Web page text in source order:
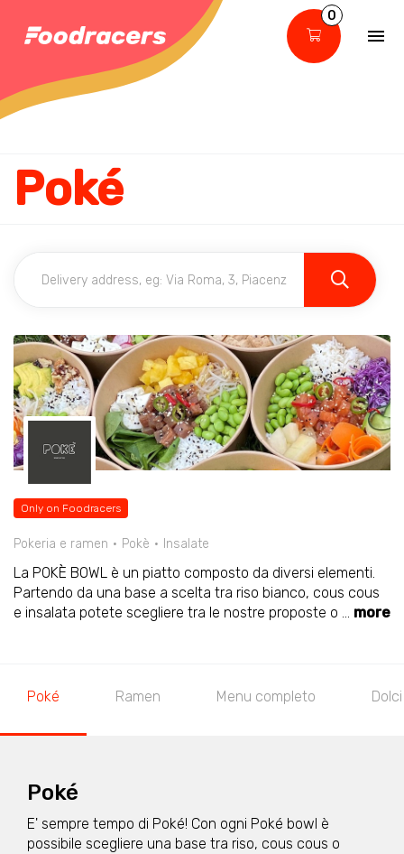
0
Poké
Only on Foodracers
Pokeria e ramen Pokè Insalate
La POKÈ BOWL è un piatto composto da diversi elementi.
Partendo da una base a scelta tra riso bianco, cous cous
e insalata potete scegliere tra le nostre proposte o ... more
Poké Ramen Menu completo Dolci
Poké
E' sempre tempo di Poké! Con ogni Poké bowl è
possibile scegliere una base tra riso, cous cous o